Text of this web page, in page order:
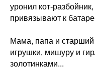
уронил кот-
привязывают к
Мама, папа и
игрушки, мишуру и
золотинками...